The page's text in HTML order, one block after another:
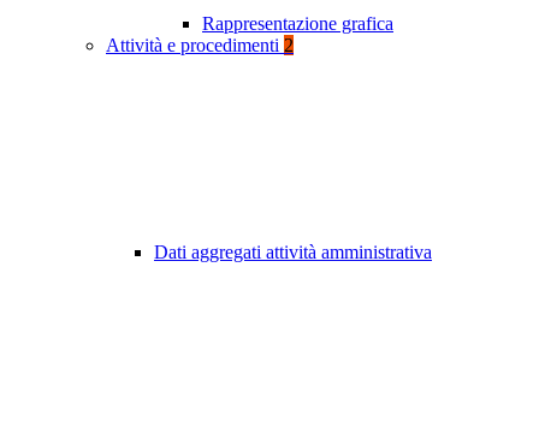
Rappresentazione grafica
Attività e procedimenti 2
Dati aggregati attività amministrativa